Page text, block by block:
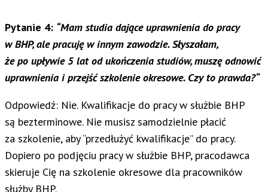
Pytanie 4: “Mam studia dające uprawnienia do pracy
w BHP, ale pracuję w innym zawodzie. Słyszałam,
że po upływie 5 lat od ukończenia studiów, muszę odnowić
uprawnienia i przejść szkolenie okresowe. Czy to prawda?“
Odpowiedź: Nie. Kwalifikacje do pracy w służbie BHP
są bezterminowe. Nie musisz samodzielnie płacić
za szkolenie, aby “przedłużyć kwalifikacje” do pracy.
Dopiero po podjęciu pracy w służbie BHP, pracodawca
skieruje Cię na szkolenie okresowe dla pracowników
służby BHP.